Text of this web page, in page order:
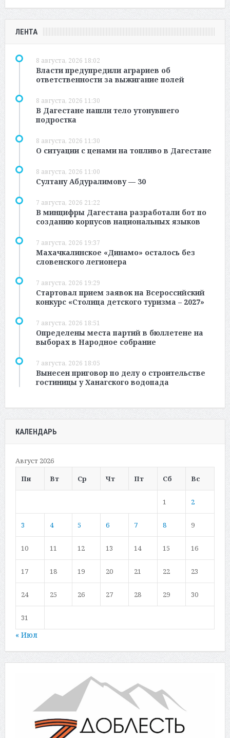
ЛЕНТА
8 августа, 2026 18:02
Власти предупредили аграриев об
ответственности за выжигание полей
8 августа, 2026 11:30
В Дагестане нашли тело утонувшего
подростка
8 августа, 2026 11:30
О ситуации с ценами на топливо в Дагестане
8 августа, 2026 11:00
Султану Абдуралимову — 30
7 августа, 2026 21:22
В минцифры Дагестана разработали бот по
созданию корпусов национальных языков
7 августа, 2026 19:37
Махачкалинское «Динамо» осталось без
словенского легионера
7 августа, 2026 19:29
Стартовал прием заявок на Всероссийский
конкурс «Столица детского туризма – 2027»
7 августа, 2026 18:51
Определены места партий в бюллетене на
выборах в Народное собрание
7 августа, 2026 18:05
Вынесен приговор по делу о строительстве
гостиницы у Ханагского водопада
КАЛЕНДАРЬ
Август 2026
Пн
Вт Ср Чт Пт Сб Вс
1 2
3 4 5 6 7 8 9
10 11 12 13 14 15 16
17 18 19 20 21 22 23
24 25 26 27 28 29 30
31
« Июл